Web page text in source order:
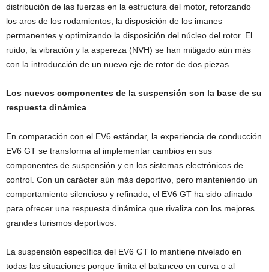
distribución de las fuerzas en la estructura del motor, reforzando
los aros de los rodamientos, la disposición de los imanes
permanentes y optimizando la disposición del núcleo del rotor. El
ruido, la vibración y la aspereza (NVH) se han mitigado aún más
con la introducción de un nuevo eje de rotor de dos piezas.
Los nuevos componentes de la suspensión son la base de su
respuesta dinámica
En comparación con el EV6 estándar, la experiencia de conducción
EV6 GT se transforma al implementar cambios en sus
componentes de suspensión y en los sistemas electrónicos de
control. Con un carácter aún más deportivo, pero manteniendo un
comportamiento silencioso y refinado, el EV6 GT ha sido afinado
para ofrecer una respuesta dinámica que rivaliza con los mejores
grandes turismos deportivos.
La suspensión específica del EV6 GT lo mantiene nivelado en
todas las situaciones porque limita el balanceo en curva o al